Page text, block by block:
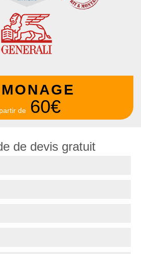
de 60€
de devis gratuit